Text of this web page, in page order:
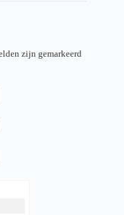
zijn gemarkeerd